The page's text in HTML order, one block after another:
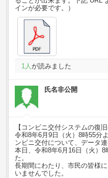
インが必要です。）
1 人 が読みました
氏名非公開
【コンビニ交付システムの復旧
令和8年6月9日（火）8時55分
ンビニ交付について、データ
本日、令和8年6月16日（火）
た。
長期間にわたり、市民の皆様
いませんでした。